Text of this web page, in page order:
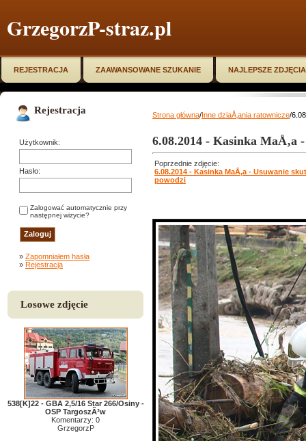
GrzegorzP-straz.pl
REJESTRACJA ZAAWANSOWANE SZUKANIE NAJLEPSZE ZDJĘCIA
Rejestracja
Użytkownik:
Hasło:
Zalogować automatycznie przy
następnej wizycie?
» Zapomniałem hasła
» Rejestracja
Losowe zdjęcie
538[K]22 - GBA 2,5/16 Star 266/Osiny -
OSP TargoszÃ³w
Komentarzy: 0
GrzegorzP
Strona główna/Inne dziaÅ‚ania ratownicze/
6.08.2014 - Kasinka MaÅ‚a
Poprzednie zdjęcie:
6.08.2014 - Kasinka MaÅ‚a - Usuwanie
powodzi